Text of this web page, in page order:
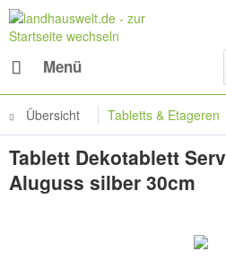
Menü
Übersicht Tabletts & Etageren
Tablett Dekotablett
Aluguss silber 30cm